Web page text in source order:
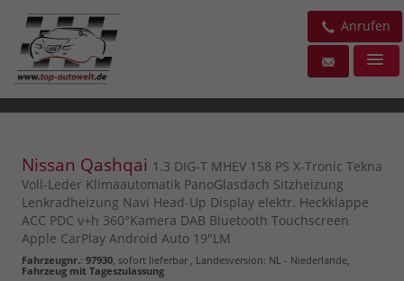
Anrufen
Nissan Qashqai 1.3 DIG-T MHEV 158 PS X-Tronic Tekna
Voll-Leder Klimaautomatik PanoGlasdach Sitzheizung
Lenkradheizung Navi Head-Up Display elektr. Heckklappe
ACC PDC v+h 360°Kamera DAB Bluetooth Touchscreen
Apple CarPlay Android Auto 19"LM
Fahrzeugnr.: 97930 sofort lieferbar , Landesversion: NL - Niederlande,
Fahrzeug mit Tageszulassung